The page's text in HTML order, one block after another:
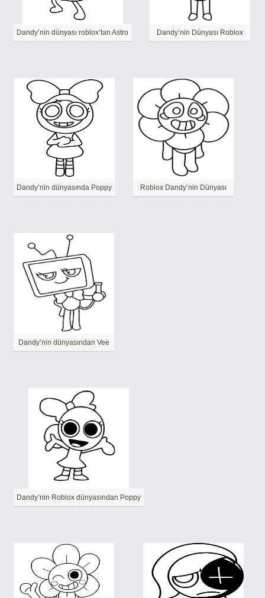
Dandy’nin dünyası roblox’tan Astro Dandy’nin Dünyası Roblox
Dandy’nin dünyasında Poppy Roblox Dandy’nin Dünyası
Dandy’nin dünyasından Vee
Dandy’nin Roblox dünyasından Poppy